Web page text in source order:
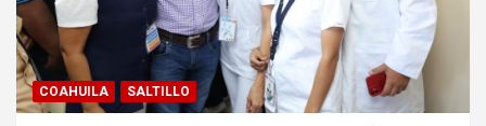
COAHUILA SALTILLO